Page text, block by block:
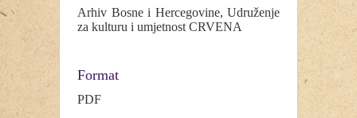
Arhiv Bosne i Hercegovine, Udruženje
za kulturu i umjetnost CRVENA
Format
PDF